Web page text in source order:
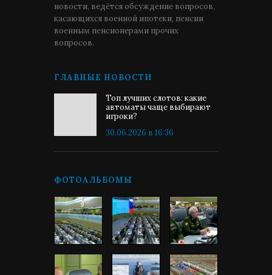
новости, ведётся обсуждение вопросов,
касающихся военной ипотеки, пенсии
военным пенсионерами прочих
вопросов.
ГЛАВНЫЕ НОВОСТИ
Топ лучших слотов: какие
автоматы чаще выбирают
игроки?
30.06.2026 в 16:36
ФОТОАЛЬБОМЫ